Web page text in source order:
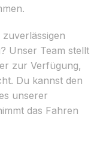
Unser Team stellt
zur Verfügung,
Du kannst den
unserer
das Fahren